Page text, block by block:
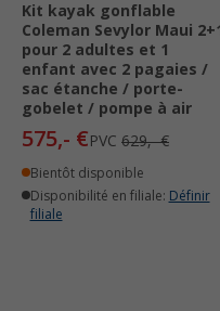
Kit kayak gonflable
Coleman Sevylor Maui
pour 2 adultes et 1
enfant avec 2 pagaies /
sac étanche / porte-
gobelet / pompe à air
575,- €PVC 629,- €
Bientôt disponible
Disponibilité en filiale: Définir
filiale